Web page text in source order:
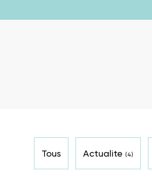
Tous Actualite (4)